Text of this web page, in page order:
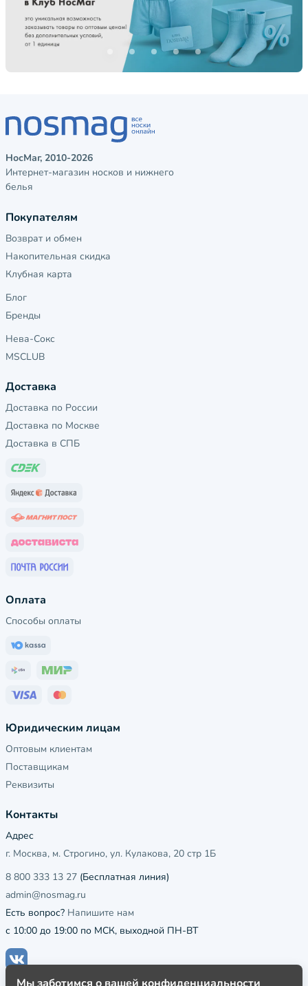
НосМаг, 2010-2026
Интернет-магазин носков и нижнего
белья
Покупателям
Возврат и обмен
Накопительная скидка
Клубная карта
Блог
Бренды
Нева-Сокс
MSCLUB
Доставка
Доставка по России
Доставка по Москве
Доставка в СПБ
Оплата
Способы оплаты
Юридическим лицам
Оптовым клиентам
Поставщикам
Реквизиты
Контакты
Адрес
г. Москва, м. Строгино, ул. Кулакова, 20 стр 1Б
8 800 333 13 27 (Бесплатная линия)
admin@nosmag.ru
Есть вопрос? Напишите нам
с 10:00 до 19:00 по МСК, выходной ПН-ВТ